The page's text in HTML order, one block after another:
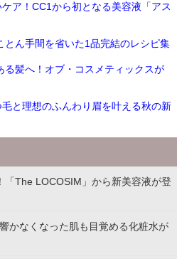
ア！CC1から初となる美容液「アス
とん手間を省いた1品完結のレシピ集
る髪へ！オブ・コスメティックスが
と理想のふんわり眉を叶える秋の新
「The LOCOSIM」から新美容液が登
かなくなった肌も目覚める化粧水が